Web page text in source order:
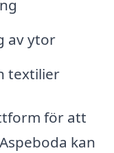
av ytor
textilier
för att
kan